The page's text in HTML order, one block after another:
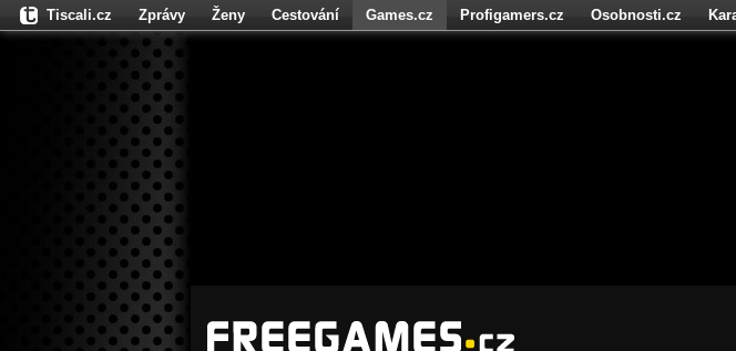
Tiscali.cz Zprávy Ženy Cestování Games.cz Profigamers.cz Osobnosti.cz
Fights.cz